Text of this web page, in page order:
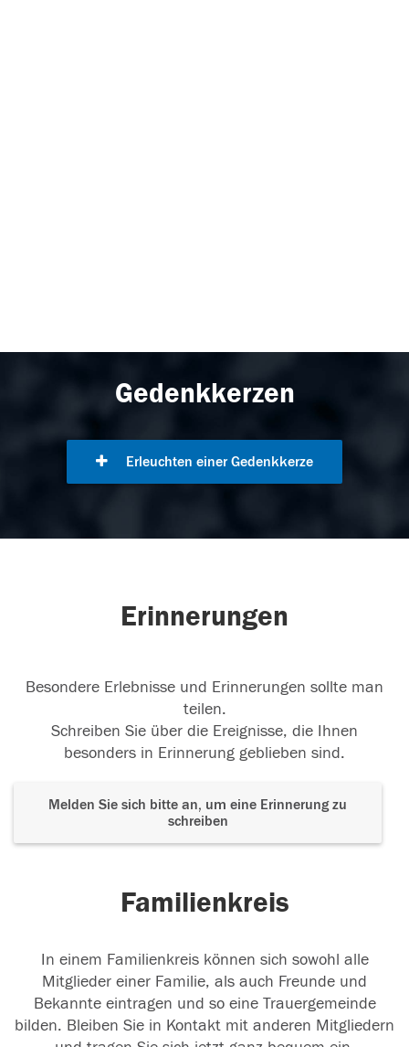
Gedenkkerzen
Erleuchten einer Gedenkkerze
Erinnerungen
Besondere Erlebnisse und Erinnerungen sollte man
teilen.
Schreiben Sie über die Ereignisse, die Ihnen
besonders in Erinnerung geblieben sind.
Melden Sie sich bitte an, um eine Erinnerung zu
schreiben
Familienkreis
In einem Familienkreis können sich sowohl alle
Mitglieder einer Familie, als auch Freunde und
Bekannte eintragen und so eine Trauergemeinde
bilden. Bleiben Sie in Kontakt mit anderen Mitgliedern